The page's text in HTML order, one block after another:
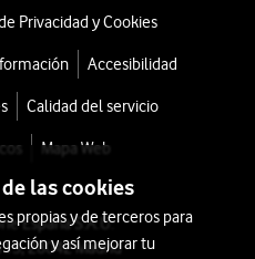
Privacidad y Cookies
Accesibilidad
Calidad del servicio
Mapa Web
España S.A.U.
28042 Madrid
las cookies
propias y de terceros para
y así mejorar tu